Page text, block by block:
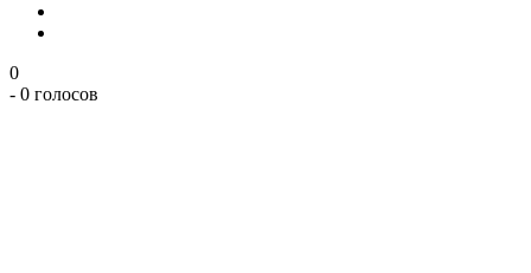
0
- 0 голосов